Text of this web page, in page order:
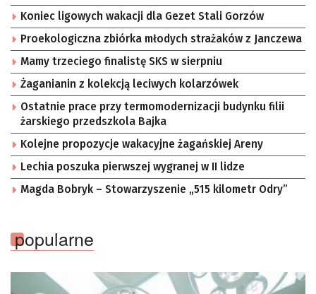
Koniec ligowych wakacji dla Gezet Stali Gorzów
Proekologiczna zbiórka młodych strażaków z Janczewa
Mamy trzeciego finalistę SKS w sierpniu
Żaganianin z kolekcją leciwych kolarzówek
Ostatnie prace przy termomodernizacji budynku filii
żarskiego przedszkola Bajka
Kolejne propozycje wakacyjne żagańskiej Areny
Lechia poszuka pierwszej wygranej w II lidze
Magda Bobryk – Stowarzyszenie „515 kilometr Odry”
popularne